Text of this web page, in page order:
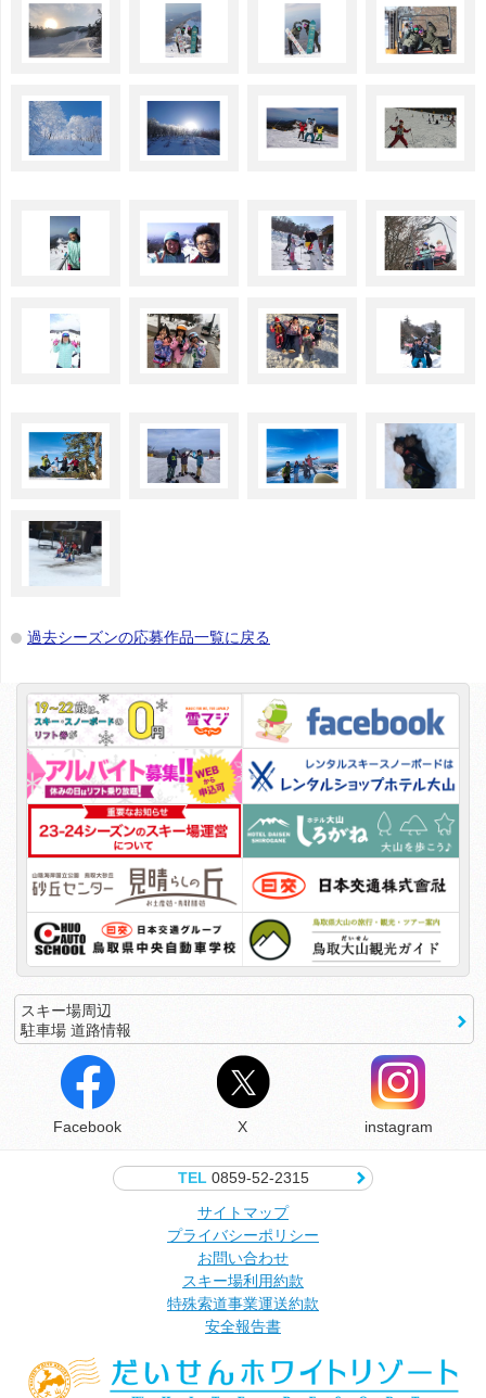
過去シーズンの応募作品一覧に戻る
スキー場周辺
駐車場 道路情報
Facebook X instagram
TEL0859-52-2315
サイトマップ
プライバシーポリシー
お問い合わせ
スキー場利用約款
特殊索道事業運送約款
安全報告書